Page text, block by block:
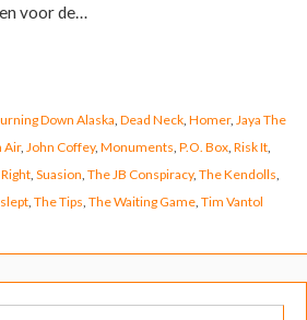
voor de…
Down Alaska Dead Neck, Homer, Jaya The
Air, John Coffey, Monuments P.O. Box, Risk It,
, Suasion The JB Conspiracy, The Kendolls
, The Tips The Waiting Game, Tim Vantol